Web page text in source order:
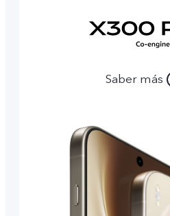
Saber más